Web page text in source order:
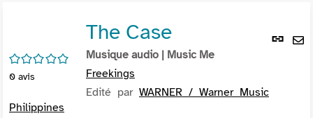
Lien
/5
0 avis
The Case
Musique audio | Music Me
Freekings
Edité par WARNER / Warner Music
Philippines